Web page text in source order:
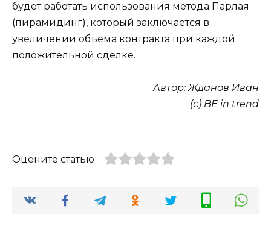
будет работать использования метода Парлая
(пирамидинг), который заключается в
увеличении объема контракта при каждой
положительной сделке.
Автор: Жданов Иван
(с) BE in trend
Оцените статью